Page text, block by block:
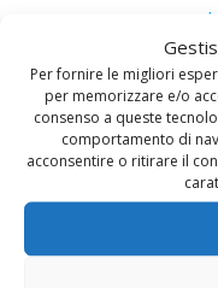
Per fornire le migliori
per memorizzare e/o
consenso a queste
comportamento di
acconsentire o ritirare il
Caffexpo’
Venerdì 10
dell’Azienda